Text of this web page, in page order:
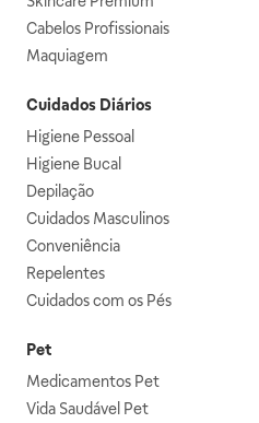
Cabelos Profissionais
Maquiagem
Cuidados Diários
Higiene Pessoal
Higiene Bucal
Depilação
Cuidados Masculinos
Conveniência
Repelentes
Cuidados com os Pés
Pet
Medicamentos Pet
Vida Saudável Pet